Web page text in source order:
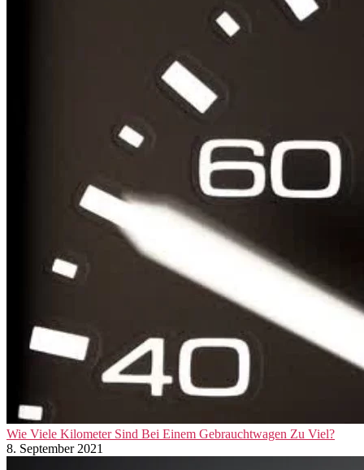
Wie Viele Kilometer Sind Bei Einem Gebrauchtwagen Zu Viel?
8. September 2021